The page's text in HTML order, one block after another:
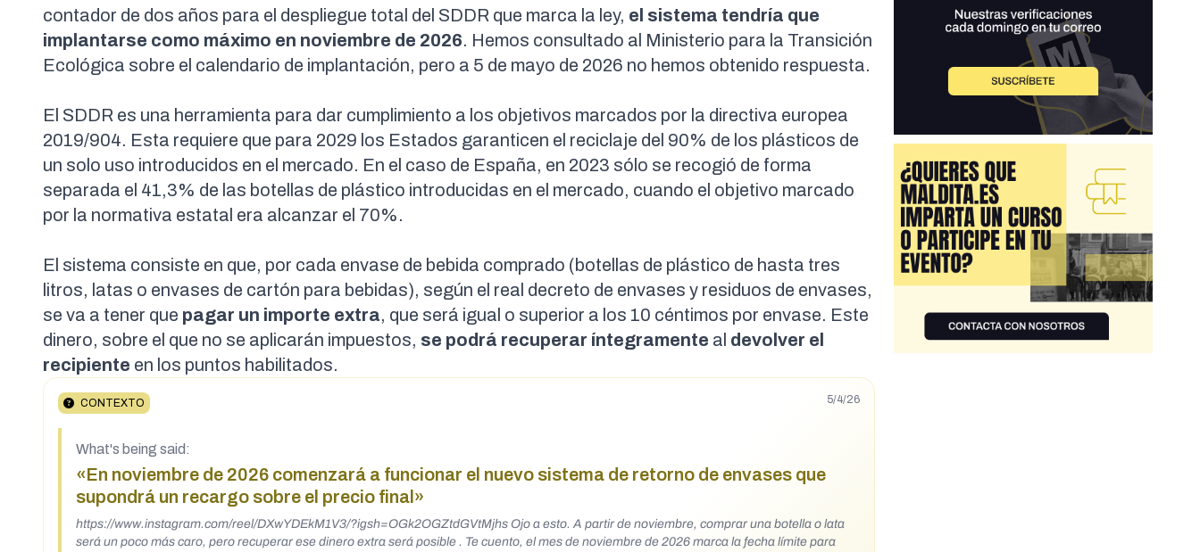
contador de dos años para el despliegue total del SDDR que marca la ley, el sistema tendría que
implantarse como máximo en noviembre de 2026. Hemos consultado al Ministerio para la Transición
Ecológica sobre el calendario de implantación, pero a 5 de mayo de 2026 no hemos obtenido respuesta.
El SDDR es una herramienta para dar cumplimiento a los objetivos marcados por la directiva europea
2019/904. Esta requiere que para 2029 los Estados garanticen el reciclaje del 90% de los plásticos de
un solo uso introducidos en el mercado. En el caso de España, en 2023 sólo se recogió de forma
separada el 41,3% de las botellas de plástico introducidas en el mercado, cuando el objetivo marcado
por la normativa estatal era alcanzar el 70%.
El sistema consiste en que, por cada envase de bebida comprado (botellas de plástico de hasta tres
litros, latas o envases de cartón para bebidas), según el real decreto de envases y residuos de envases,
se va a tener que pagar un importe extra, que será igual o superior a los 10 céntimos por envase. Este
dinero, sobre el que no se aplicarán impuestos, se podrá recuperar íntegramente al devolver el
recipiente en los puntos habilitados.
CONTEXTO 5/4/26
What's being said:
«En noviembre de 2026 comenzará a funcionar el nuevo sistema de retorno de envases que
supondrá un recargo sobre el precio final»
https://www.instagram.com/reel/DXwYDEkM1V3/?igsh=OGk2OGZtdGVtMjhs Ojo a esto. A partir de noviembre, comprar una botella o lata
será un poco más caro, pero recuperar ese dinero extra será posible . Te cuento, el mes de noviembre de 2026 marca la fecha límite para